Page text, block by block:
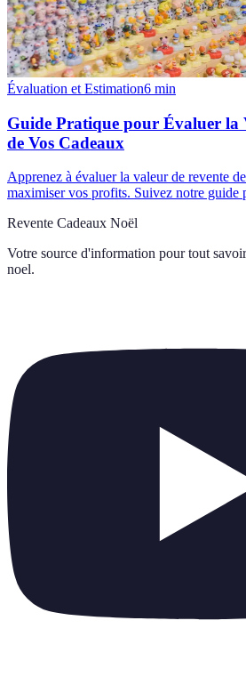
Évaluation et Estimation6 min
Guide Pratique pour Évaluer la
de Vos Cadeaux
Apprenez à évaluer la valeur de revente
maximiser vos profits. Suivez notre guide
Revente Cadeaux Noël
Votre source d'information pour tout
noel.